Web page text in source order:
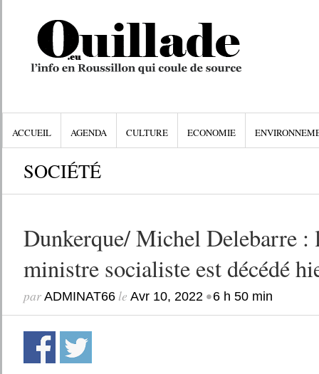
ACCUEIL AGENDA CULTURE ECONOMIE
SOCIÉTÉ
Dunkerque/ Michel Delebarre :
ministre socialiste est décédé
par ADMINAT66le Avr 10, 2022•6 h 50 min